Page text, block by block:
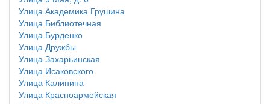
Улица Академика Грушина
Улица Библиотечная
Улица Бурденко
Улица Дружбы
Улица Захарьинская
Улица Исаковского
Улица Калинина
Улица Красноармейская